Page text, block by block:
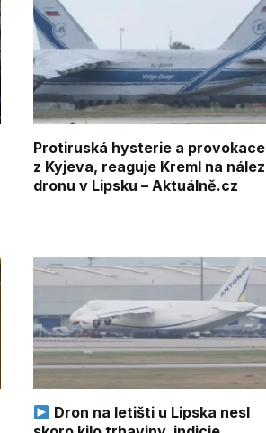
Protiruská hysterie a provokace
z Kyjeva, reaguje Kreml na nález
dronu v Lipsku – Aktuálně.cz
Dron na letišti u Lipska nesl